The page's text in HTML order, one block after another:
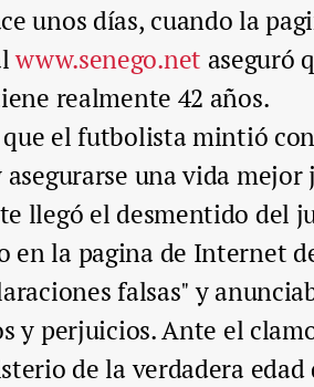
unos días, cuando la
www.senego.net aseguró
realmente 42 años.
que el futbolista mintió
una vida
llegó el desmentido del
en la pagina de Internet
falsas" y
y perjuicios. Ante el
de la verdadera edad